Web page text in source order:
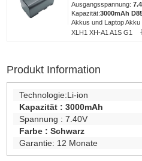
Ausgangsspannung:
Kapazität:3000mAh
Akkus und Laptop
XLH1 XH-A1 A1S G1
Produkt Information
Technologie:Li-ion
Kapazität :3000mAh
Spannung :7.40V
Farbe :Schwarz
Garantie: 12 Monate